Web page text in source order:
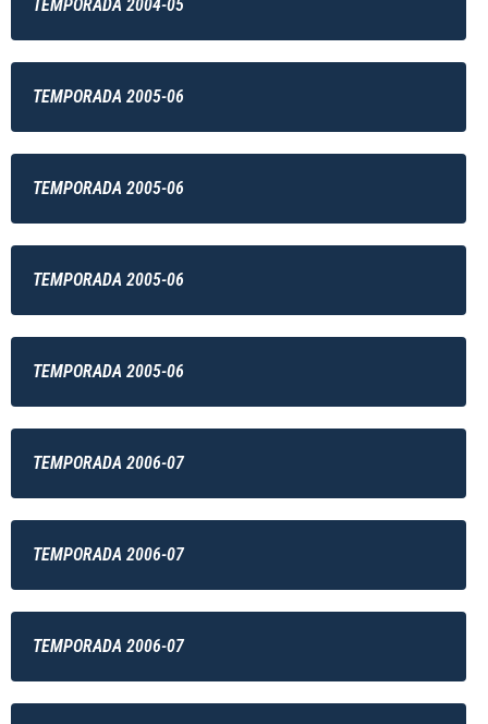
TEMPORADA 2004-05
TEMPORADA 2005-06
TEMPORADA 2005-06
TEMPORADA 2005-06
TEMPORADA 2005-06
TEMPORADA 2006-07
TEMPORADA 2006-07
TEMPORADA 2006-07